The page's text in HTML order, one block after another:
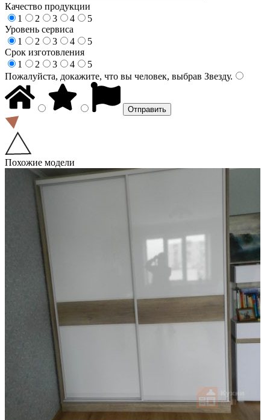
Качество продукции
1
2 3 4
5
Уровень сервиса
1
2 3 4
5
Срок изготовления
1
2 3 4
5
Пожалуйста, докажите, что вы человек, выбрав Звезду.
Похожие модели